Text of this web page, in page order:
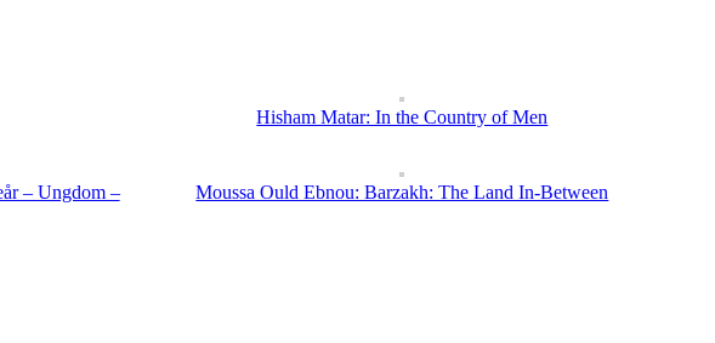
Hisham Matar: In the Country of Men
– Ungdom –
Moussa Ould Ebnou: Barzakh: The Land In-Between